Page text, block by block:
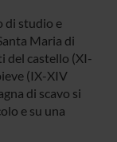
di studio e
Maria di
del castello (XI-
(IX-XIV
di scavo si
e su una